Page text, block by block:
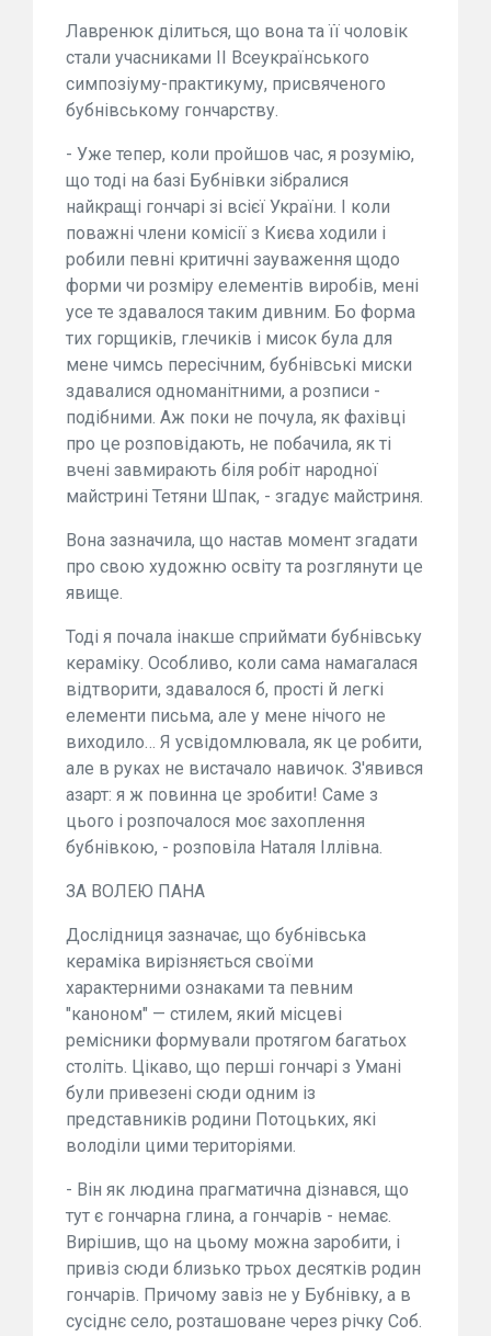
Лавренюк ділиться, що вона та її чоловік
стали учасниками ІІ Всеукраїнського
симпозіуму-практикуму, присвяченого
бубнівському гончарству.
- Уже тепер, коли пройшов час, я розумію,
що тоді на базі Бубнівки зібралися
найкращі гончарі зі всієї України. І коли
поважні члени комісії з Києва ходили і
робили певні критичні зауваження щодо
форми чи розміру елементів виробів, мені
усе те здавалося таким дивним. Бо форма
тих горщиків, глечиків і мисок була для
мене чимсь пересічним, бубнівські миски
здавалися одноманітними, а розписи -
подібними. Аж поки не почула, як фахівці
про це розповідають, не побачила, як ті
вчені завмирають біля робіт народної
майстрині Тетяни Шпак, - згадує майстриня.
Вона зазначила, що настав момент згадати
про свою художню освіту та розглянути це
явище.
Тоді я почала інакше сприймати бубнівську
кераміку. Особливо, коли сама намагалася
відтворити, здавалося б, прості й легкі
елементи письма, але у мене нічого не
виходило… Я усвідомлювала, як це робити,
але в руках не вистачало навичок. З'явився
азарт: я ж повинна це зробити! Саме з
цього і розпочалося моє захоплення
бубнівкою, - розповіла Наталя Іллівна.
ЗА ВОЛЕЮ ПАНА
Дослідниця зазначає, що бубнівська
кераміка вирізняється своїми
характерними ознаками та певним
"каноном" — стилем, який місцеві
ремісники формували протягом багатьох
століть. Цікаво, що перші гончарі з Умані
були привезені сюди одним із
представників родини Потоцьких, які
володіли цими територіями.
- Він як людина прагматична дізнався, що
тут є гончарна глина, а гончарів - немає.
Вирішив, що на цьому можна заробити, і
привіз сюди близько трьох десятків родин
гончарів. Причому завіз не у Бубнівку, а в
сусіднє село, розташоване через річку Соб.